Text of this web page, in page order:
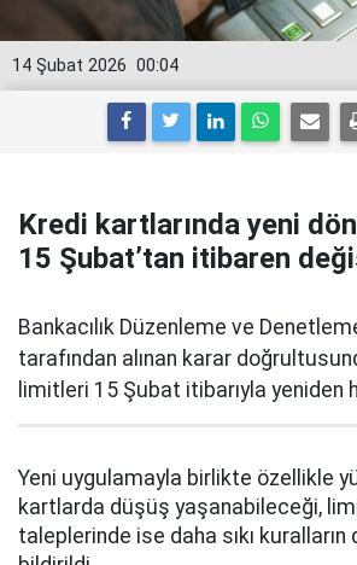
00:04
14 Şubat 2026
Kredi kartlarında yeni
15 Şubat’tan itibaren
Bankacılık Düzenleme ve
tarafından alınan karar
limitleri 15 Şubat itibarıyla yeniden
Yeni uygulamayla birlikte özellikle
kartlarda düşüş yaşanabileceği,
taleplerinde ise daha sıkı